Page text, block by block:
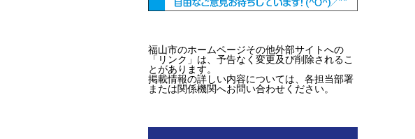
福山市のホームページその他外部サイトへの
「リンク」は、予告なく変更及び削除されるこ
とがあります。
掲載情報の詳しい内容については、各担当部署
または関係機関へお問い合わせください。